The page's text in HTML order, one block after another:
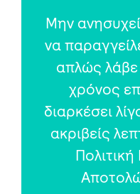
Μην
να
απλώς
χρόνος
διαρκέσει
ακριβείς